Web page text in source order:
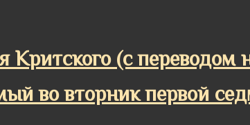
Критского (с переводом
во вторник первой